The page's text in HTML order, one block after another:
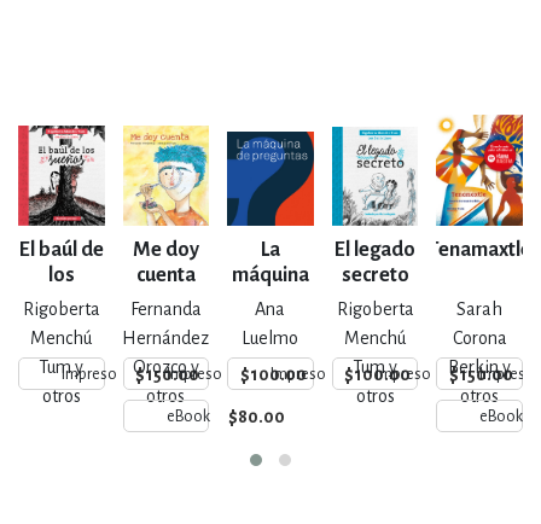
El baúl de
los
sueños
Rigoberta
Menchú
Tum y
otros
Impreso $150.00
Me doy
cuenta
Fernanda
Hernández
Orozco y
otros
Impreso $100.00
eBook $80.00
La
máquina
de
preguntas
Ana
Luelmo
Impreso $100.00
El legado
secreto
Rigoberta
Menchú
Tum y
otros
Impreso $150.00
Tenamaxtle
Sarah
Corona
Berkin y
otros
Impreso
eBook